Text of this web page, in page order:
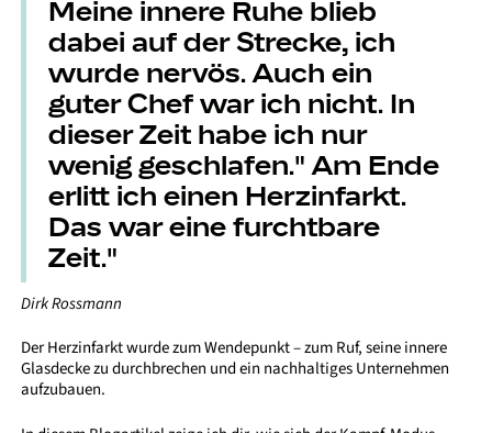
Meine innere Ruhe blieb
dabei auf der Strecke, ich
wurde nervös. Auch ein
guter Chef war ich nicht. In
dieser Zeit habe ich nur
wenig geschlafen." Am Ende
erlitt ich einen Herzinfarkt.
Das war eine furchtbare
Zeit."
Dirk Rossmann
Der Herzinfarkt wurde zum Wendepunkt – zum Ruf, seine innere
Glasdecke zu durchbrechen und ein nachhaltiges Unternehmen
aufzubauen.